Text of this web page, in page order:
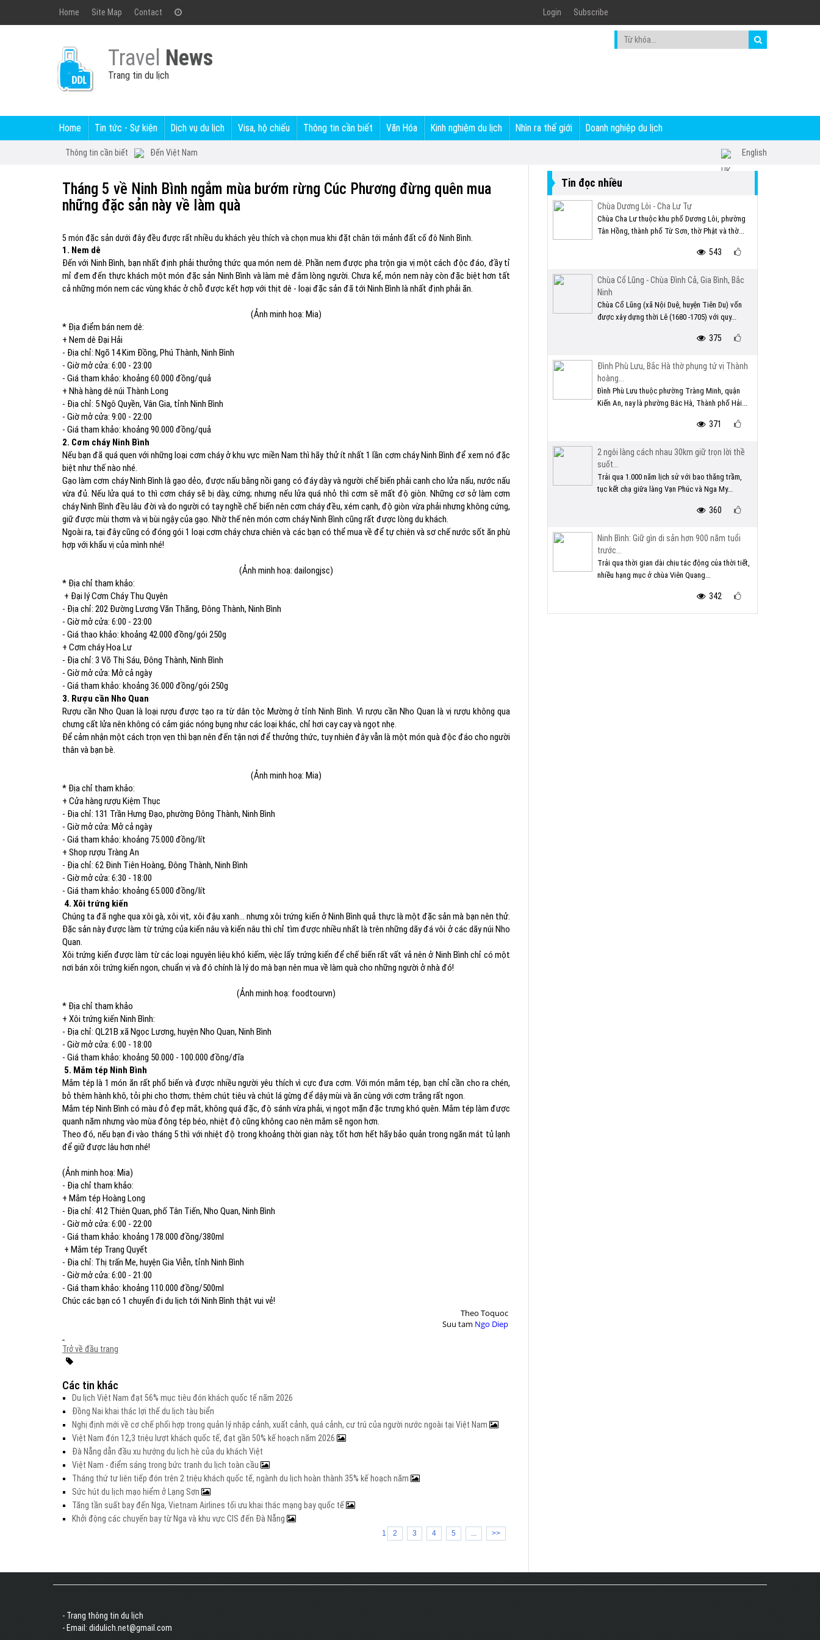
Home Site Map Contact Login Subscribe
Travel News
Trang tin du lịch
Home Tin tức - Sự kiện Dịch vụ du lịch Visa, hộ chiếu Thông tin cần biết Văn Hóa Kinh nghiệm du lịch Nhìn ra thế giới Doanh nghiệp du lịch
Thông tin cần biết Đến Việt Nam English
Tháng 5 về Ninh Bình ngắm mùa bướm rừng Cúc Phương đừng quên mua
những đặc sản này về làm quà
5 món đặc sản dưới đây đều được rất nhiều du khách yêu thích và chọn mua khi đặt chân tới mảnh đất cố đô Ninh Bình.
1. Nem dê
Đến với Ninh Bình, bạn nhất định phải thưởng thức qua món nem dê. Phần nem được pha trộn gia vị một cách độc đáo, đầy tỉ
mỉ đem đến thực khách một món đặc sản Ninh Bình và làm mê đắm lòng người. Chưa kể, món nem này còn đặc biệt hơn tất
cả những món nem các vùng khác ở chỗ được kết hợp với thịt dê - loại đặc sản đã tới Ninh Bình là nhất định phải ăn.
(Ảnh minh hoạ: Mia)
* Địa điểm bán nem dê:
+ Nem dê Đại Hải
- Địa chỉ: Ngõ 14 Kim Đồng, Phú Thành, Ninh Bình
- Giờ mở cửa: 6:00 - 23:00
- Giá tham khảo: khoảng 60.000 đồng/quả
+ Nhà hàng dê núi Thành Long
- Địa chỉ: 5 Ngô Quyền, Vân Gia, tỉnh Ninh Bình
- Giờ mở cửa: 9:00 - 22:00
- Giá tham khảo: khoảng 90.000 đồng/quả
2. Cơm cháy Ninh Bình
Nếu bạn đã quá quen với những loại cơm cháy ở khu vực miền Nam thì hãy thử ít nhất 1 lần cơm cháy Ninh Bình để xem nó đặc
biệt như thế nào nhé.
Gạo làm cơm cháy Ninh Bình là gạo dẻo, được nấu bằng nồi gang có đáy dày và người chế biến phải canh cho lửa nấu, nước nấu
vừa đủ. Nếu lửa quá to thì cơm cháy sẽ bị dày, cứng; nhưng nếu lửa quá nhỏ thì cơm sẽ mất độ giòn. Những cơ sở làm cơm
cháy Ninh Bình đều lâu đời và do người có tay nghề chế biến nên cơm cháy đều, xém cạnh, độ giòn vừa phải nhưng không cứng,
giữ được mùi thơm và vị bùi ngậy của gạo. Nhờ thế nên món cơm cháy Ninh Bình cũng rất được lòng du khách.
Ngoài ra, tại đây cũng có đóng gói 1 loại cơm cháy chưa chiên và các bạn có thể mua về để tự chiên và sơ chế nước sốt ăn phù
hợp với khẩu vị của mình nhé!
(Ảnh minh hoạ: dailongjsc)
* Địa chỉ tham khảo:
+ Đại lý Cơm Cháy Thu Quyên
- Địa chỉ: 202 Đường Lương Văn Thăng, Đông Thành, Ninh Bình
- Giờ mở cửa: 6:00 - 23:00
- Giá thao khảo: khoảng 42.000 đồng/gói 250g
+ Cơm cháy Hoa Lư
- Địa chỉ: 3 Võ Thị Sáu, Đông Thành, Ninh Bình
- Giờ mở cửa: Mở cả ngày
- Giá tham khảo: khoảng 36.000 đồng/gói 250g
3. Rượu cần Nho Quan
Rượu cần Nho Quan là loại rượu được tạo ra từ dân tộc Mường ở tỉnh Ninh Bình. Vì rượu cần Nho Quan là vị rượu không qua
chưng cất lửa nên không có cảm giác nóng bụng như các loại khác, chỉ hơi cay cay và ngọt nhẹ.
Để cảm nhận một cách trọn vẹn thì bạn nên đến tận nơi để thưởng thức, tuy nhiên đây vẫn là một món quà độc đáo cho người
thân và bạn bè.
(Ảnh minh hoạ: Mia)
* Địa chỉ tham khảo:
+ Cửa hàng rượu Kiệm Thục
- Địa chỉ: 131 Trần Hưng Đạo, phường Đông Thành, Ninh Bình
- Giờ mở cửa: Mở cả ngày
- Giá tham khảo: khoảng 75.000 đồng/lít
+ Shop rượu Tràng An
- Địa chỉ: 62 Đinh Tiên Hoàng, Đông Thành, Ninh Bình
- Giờ mở cửa: 6:30 - 18:00
- Giá tham khảo: khoảng 65.000 đồng/lít
4. Xôi trứng kiến
Chúng ta đã nghe qua xôi gà, xôi vịt, xôi đậu xanh… nhưng xôi trứng kiến ở Ninh Bình quả thực là một đặc sản mà bạn nên thử.
Đặc sản này được làm từ trứng của kiến nâu và kiến nâu thì chỉ tìm được nhiều nhất là trên những dãy đá vôi ở các dãy núi Nho
Quan.
Xôi trứng kiến được làm từ các loại nguyên liệu khó kiếm, việc lấy trứng kiến để chế biến rất vất vả nên ở Ninh Bình chỉ có một
nơi bán xôi trứng kiến ngon, chuẩn vị và đó chính là lý do mà bạn nên mua về làm quà cho những người ở nhà đó!
(Ảnh minh hoạ: foodtourvn)
* Địa chỉ tham khảo
+ Xôi trứng kiến Ninh Bình:
- Địa chỉ: QL21B xã Ngọc Lương, huyện Nho Quan, Ninh Bình
- Giờ mở cửa: 6:00 - 18:00
- Giá tham khảo: khoảng 50.000 - 100.000 đồng/đĩa
5. Mắm tép Ninh Bình
Mắm tép là 1 món ăn rất phổ biến và được nhiều người yêu thích vì cực đưa cơm. Với món mắm tép, bạn chỉ cần cho ra chén,
bỏ thêm hành khô, tỏi phi cho thơm; thêm chút tiêu và chút lá gừng để dậy mùi và ăn cùng với cơm trắng rất ngon.
Mắm tép Ninh Bình có màu đỏ đẹp mắt, không quá đặc, độ sánh vừa phải, vị ngọt mặn đặc trưng khó quên. Mắm tép làm được
quanh năm nhưng vào mùa đông tép béo, nhiệt độ cũng không cao nên mắm sẽ ngon hơn.
Theo đó, nếu bạn đi vào tháng 5 thì với nhiệt độ trong khoảng thời gian này, tốt hơn hết hãy bảo quản trong ngăn mát tủ lạnh
để giữ được lâu hơn nhé!
(Ảnh minh hoạ: Mia)
- Địa chỉ tham khảo:
+ Mắm tép Hoàng Long
- Địa chỉ: 412 Thiên Quan, phố Tân Tiến, Nho Quan, Ninh Bình
- Giờ mở cửa: 6:00 - 22:00
- Giá tham khảo: khoảng 178.000 đồng/380ml
+ Mắm tép Trang Quyết
- Địa chỉ: Thị trấn Me, huyện Gia Viễn, tỉnh Ninh Bình
- Giờ mở cửa: 6:00 - 21:00
- Giá tham khảo: khoảng 110.000 đồng/500ml
Chúc các bạn có 1 chuyến đi du lịch tới Ninh Bình thật vui vẻ!
Theo Toquoc
Suu tam Ngo Diep
Trở về đầu trang
Các tin khác
Du lịch Việt Nam đạt 56% mục tiêu đón khách quốc tế năm 2026
Đồng Nai khai thác lợi thế du lịch tàu biển
Nghị định mới về cơ chế phối hợp trong quản lý nhập cảnh, xuất cảnh, quá cảnh, cư trú của người nước ngoài tại Việt Nam
Việt Nam đón 12,3 triệu lượt khách quốc tế, đạt gần 50% kế hoạch năm 2026
Đà Nẵng dẫn đầu xu hướng du lịch hè của du khách Việt
Việt Nam - điểm sáng trong bức tranh du lịch toàn cầu
Tháng thứ tư liên tiếp đón trên 2 triệu khách quốc tế, ngành du lịch hoàn thành 35% kế hoạch năm
Sức hút du lịch mạo hiểm ở Lạng Sơn
Tăng tần suất bay đến Nga, Vietnam Airlines tối ưu khai thác mạng bay quốc tế
Khởi động các chuyến bay từ Nga và khu vực CIS đến Đà Nẵng
1 2 3 4 5 ... >>
Tin đọc nhiều
Chùa Dương Lôi - Cha Lư Tự
Chùa Cha Lư thuộc khu phố Dương Lôi, phường
Tân Hồng, thành phố Từ Sơn, thờ Phật và thờ...
543
Chùa Cổ Lũng - Chùa Đình Cả, Gia Bình, Bắc
Ninh
Chùa Cổ Lũng (xã Nội Duệ, huyện Tiên Du) vốn
được xây dựng thời Lê (1680 -1705) với quy...
375
Đình Phù Lưu, Bắc Hà thờ phụng tứ vị Thành
hoàng...
Đình Phù Lưu thuộc phường Tràng Minh, quận
Kiến An, nay là phường Bắc Hà, Thành phố Hải...
371
2 ngôi làng cách nhau 30km giữ trọn lời thề
suốt...
Trải qua 1.000 năm lịch sử với bao thăng trầm,
tục kết chạ giữa làng Vạn Phúc và Nga My...
360
Ninh Bình: Giữ gìn di sản hơn 900 năm tuổi
trước...
Trải qua thời gian dài chịu tác động của thời tiết,
nhiều hạng mục ở chùa Viên Quang...
342
- Trang thông tin du lịch
- Email: didulich.net@gmail.com